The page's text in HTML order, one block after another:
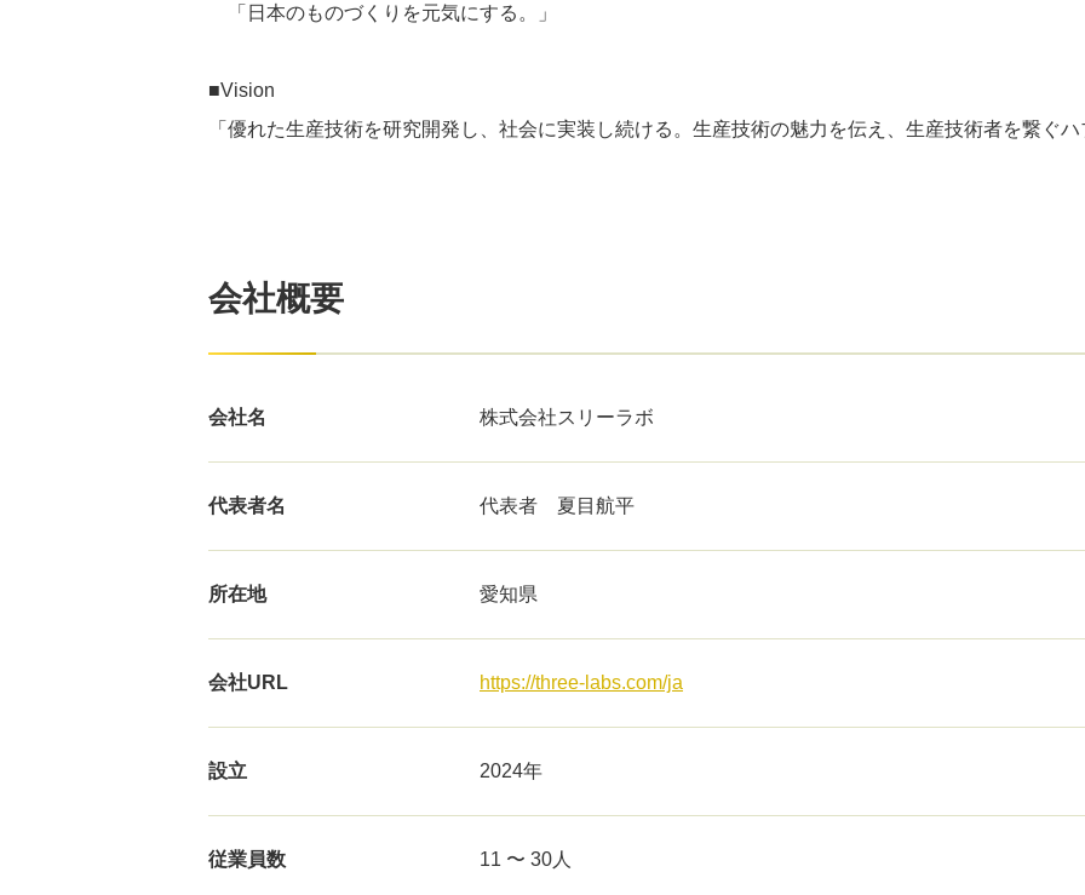
「日本のものづくりを元気にする。」
■Vision
「優れた生産技術を研究開発し、社会に実装し続ける。生産技術の魅力を伝え、生産技術者を繋ぐハ
会社概要
会社名 株式会社スリーラボ
代表者名 代表者 夏目航平
所在地 愛知県
会社URL https://three-labs.com/ja
設立 2024年
従業員数 11 〜 30人